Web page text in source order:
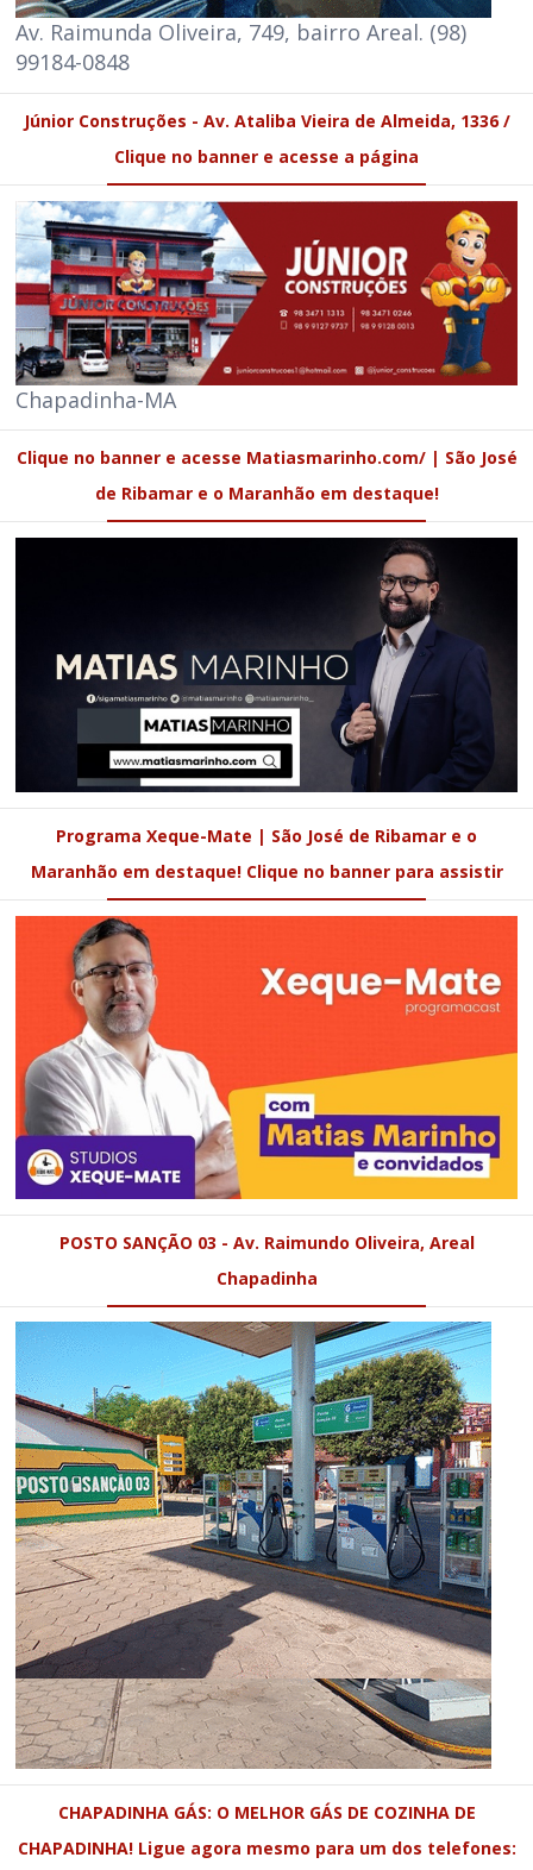
Av. Raimunda Oliveira, 749, bairro Areal. (98)
99184-0848
Júnior Construções - Av. Ataliba Vieira de Almeida, 1336 /
Clique no banner e acesse a página
Chapadinha-MA
Clique no banner e acesse Matiasmarinho.com/ | São José
de Ribamar e o Maranhão em destaque!
Programa Xeque-Mate | São José de Ribamar e o
Maranhão em destaque! Clique no banner para assistir
POSTO SANÇÃO 03 - Av. Raimundo Oliveira, Areal
Chapadinha
CHAPADINHA GÁS: O MELHOR GÁS DE COZINHA DE
CHAPADINHA! Ligue agora mesmo para um dos telefones: